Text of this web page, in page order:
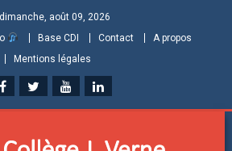
dimanche, août 09, 2026
Base CDI Contact
A propos
Mentions légales